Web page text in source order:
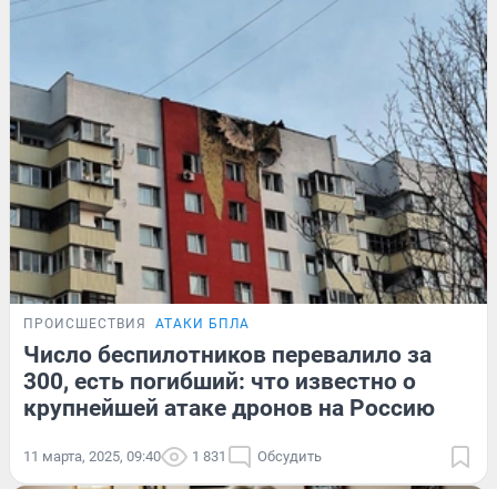
ПРОИСШЕСТВИЯ АТАКИ БПЛА
Число беспилотников перевалило за
300, есть погибший: что известно о
крупнейшей атаке дронов на Россию
11 марта, 2025, 09:40 1 831 Обсудить